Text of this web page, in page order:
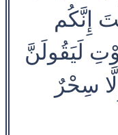
إِنَّكُم
لَيَقُولَنَّ
سِحْرٌ